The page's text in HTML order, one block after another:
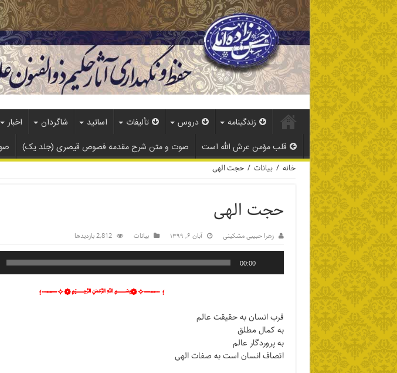
زندگینامه دروس تألیفات اساتید شاگردان اخبار
قلب مؤمن عرش الله است
صوت و متن شرح مقدمه فصوص قیصری (جلد یک)
خانه / بیانات / حجت الهی
حجت الهی
زهرا حبیبی مشکینی آبان ۶, ۱۳۹۹ بیانات 2,812 بازدیدها
00:00
؛ ┄┅═✧❁﷽❁✧═┅┄؛
قرب انسان به حقیقت عالم
به کمال مطلق
به پروردگار عالم
اتصاف انسان است به صفات الهی